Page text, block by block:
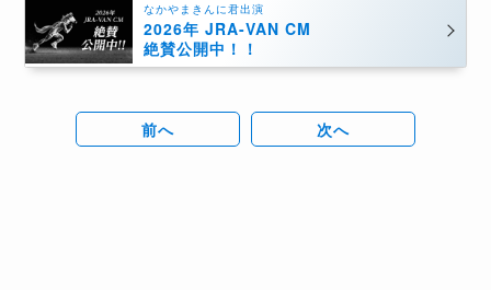
なかやまきんに君出演
2026年 JRA-VAN CM
絶賛公開中！！
前へ 次へ